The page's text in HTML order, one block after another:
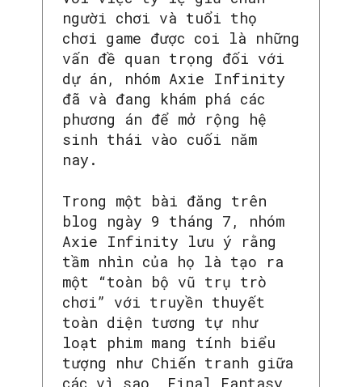
người chơi và tuổi thọ
chơi game được coi là những
vấn đề quan trọng đối với
dự án, nhóm Axie Infinity
đã và đang khám phá các
phương án để mở rộng hệ
sinh thái vào cuối năm
nay.
Trong một bài đăng trên
blog ngày 9 tháng 7, nhóm
Axie Infinity lưu ý rằng
tầm nhìn của họ là tạo ra
một “toàn bộ vũ trụ trò
chơi” với truyền thuyết
toàn diện tương tự như
loạt phim mang tính biểu
tượng như Chiến tranh giữa
các vì sao, Final Fantasy